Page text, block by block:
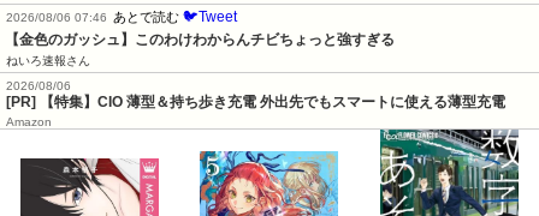
2026/08/06 07:46
あとで読む 🐦Tweet
【金色のガッシュ】このわけわからんチビちょっと強すぎる
ねいろ速報さん
2026/08/06
[PR] 【特集】CIO 薄型＆持ち歩き充電 外出先でもスマートに使える薄型充電
Amazon